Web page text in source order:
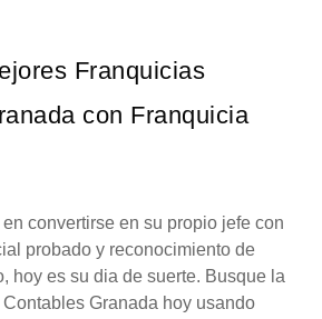
Franquicias
con Franquicia
convertirse en su propio jefe con
probado y reconocimiento de
hoy es su dia de suerte. Busque la
Granada hoy usando